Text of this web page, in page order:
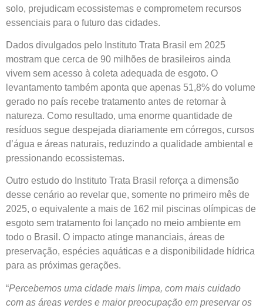
solo, prejudicam ecossistemas e comprometem recursos
essenciais para o futuro das cidades.
Dados divulgados pelo Instituto Trata Brasil em 2025
mostram que cerca de 90 milhões de brasileiros ainda
vivem sem acesso à coleta adequada de esgoto. O
levantamento também aponta que apenas 51,8% do volume
gerado no país recebe tratamento antes de retornar à
natureza. Como resultado, uma enorme quantidade de
resíduos segue despejada diariamente em córregos, cursos
d’água e áreas naturais, reduzindo a qualidade ambiental e
pressionando ecossistemas.
Outro estudo do Instituto Trata Brasil reforça a dimensão
desse cenário ao revelar que, somente no primeiro mês de
2025, o equivalente a mais de 162 mil piscinas olímpicas de
esgoto sem tratamento foi lançado no meio ambiente em
todo o Brasil. O impacto atinge mananciais, áreas de
preservação, espécies aquáticas e a disponibilidade hídrica
para as próximas gerações.
“Percebemos uma cidade mais limpa, com mais cuidado
com as áreas verdes e maior preocupação em preservar os